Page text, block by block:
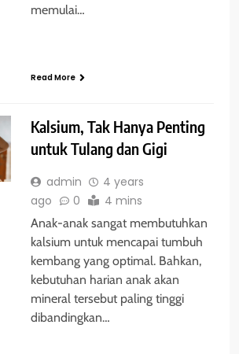
memulai…
Read More
Kalsium, Tak Hanya Penting
untuk Tulang dan Gigi
admin
4 years
ago
0 4 mins
Anak-anak sangat membutuhkan
kalsium untuk mencapai tumbuh
kembang yang optimal. Bahkan,
kebutuhan harian anak akan
mineral tersebut paling tinggi
dibandingkan…